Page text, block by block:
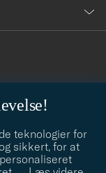
teknologier for
sikkert, for at